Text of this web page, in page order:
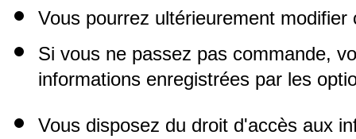
Vous pourrez ultérieurement
Si vous ne passez pas commande,
informations enregistrées par les
Vous disposez du droit d'accès aux